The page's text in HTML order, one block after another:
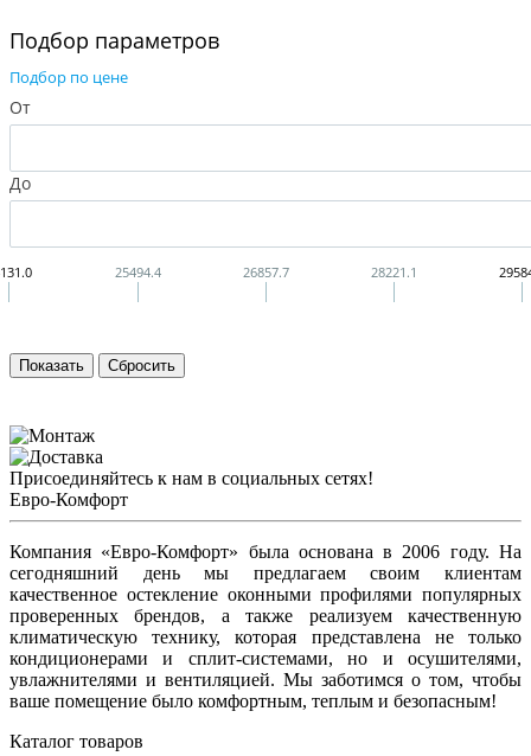
Подбор параметров
Подбор по цене
От
До
25494.4 26857.7 28221.1
Присоединяйтесь к нам в социальных сетях!
Евро-Комфорт
Компания «Евро-Комфорт» была основана в 2006 году. На
сегодняшний день мы предлагаем своим клиентам
качественное остекление оконными профилями популярных
проверенных брендов, а также реализуем качественную
климатическую технику, которая представлена не только
кондиционерами и сплит-системами, но и осушителями,
увлажнителями и вентиляцией. Мы заботимся о том, чтобы
ваше помещение было комфортным, теплым и безопасным!
Каталог товаров